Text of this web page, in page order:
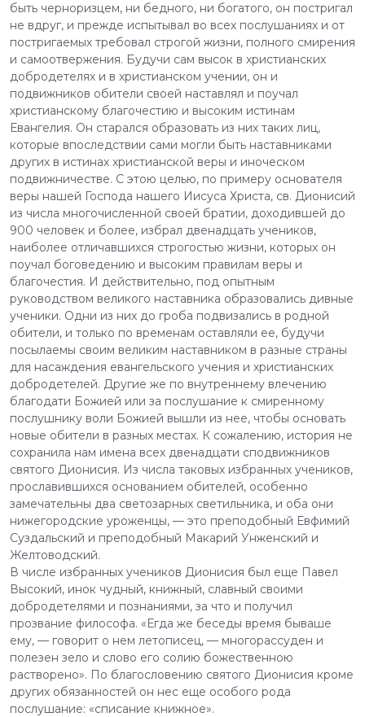
быть черноризцем, ни бедного, ни богатого, он постригал
не вдруг, и прежде испытывал во всех послушаниях и от
постригаемых требовал строгой жизни, полного смирения
и самоотвержения. Будучи сам высок в христианских
добродетелях и в христианском учении, он и
подвижников обители своей наставлял и поучал
христианскому благочестию и высоким истинам
Евангелия. Он старался образовать из них таких лиц,
которые впоследствии сами могли быть наставниками
других в истинах христианской веры и иноческом
подвижничестве. С этою целью, по примеру основателя
веры нашей Господа нашего Иисуса Христа, св. Дионисий
из числа многочисленной своей братии, доходившей до
900 человек и более, избрал двенадцать учеников,
наиболее отличавшихся строгостью жизни, которых он
поучал боговедению и высоким правилам веры и
благочестия. И действительно, под опытным
руководством великого наставника образовались дивные
ученики. Одни из них до гроба подвизались в родной
обители, и только по временам оставляли ее, будучи
посылаемы своим великим наставником в разные страны
для насаждения евангельского учения и христианских
добродетелей. Другие же по внутреннему влечению
благодати Божией или за послушание к смиренному
послушнику воли Божией вышли из нее, чтобы основать
новые обители в разных местах. К сожалению, история не
сохранила нам имена всех двенадцати сподвижников
святого Дионисия. Из числа таковых избранных учеников,
прославившихся основанием обителей, особенно
замечательны два светозарных светильника, и оба они
нижегородские уроженцы, — это преподобный Евфимий
Суздальский и преподобный Макарий Унженский и
Желтоводский.
В числе избранных учеников Дионисия был еще Павел
Высокий, инок чудный, книжный, славный своими
добродетелями и познаниями, за что и получил
прозвание философа. «Егда же беседы время бываше
ему, — говорит о нем летописец, — многорассуден и
полезен зело и слово его солию божественною
растворено». По благословению святого Дионисия кроме
других обязанностей он нес еще особого рода
послушание: «списание книжное».